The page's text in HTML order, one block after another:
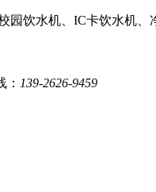
园饮水机、IC卡饮水机
： 139-2626-9459